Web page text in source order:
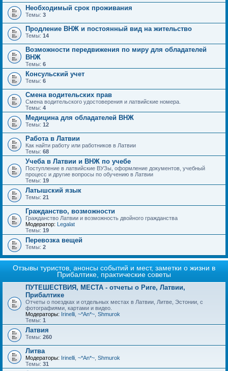
Необходимый срок проживания
Темы: 3
Продление ВНЖ и постоянный вид на жительство
Темы: 14
Возможности передвижения по миру для обладателей
ВНЖ
Темы: 6
Консульский учет
Темы: 6
Смена водительских прав
Смена водительского удостоверения и латвийские номера.
Темы: 4
Медицина для обладателей ВНЖ
Темы: 12
Работа в Латвии
Как найти работу или работников в Латвии
Темы: 68
Учеба в Латвии и ВНЖ по учебе
Поступление в латвийские ВУЗы, оформление документов, учебный
процесс и другие вопросы по обучению в Латвии
Темы: 19
Латышский язык
Темы: 21
Гражданство, возможности
Гражданство Латвии и возможность двойного гражданства
Модератор:
Legalat
Темы: 19
Перевозка вещей
Темы: 2
Отзывы туристов, анонсы событий и мест, заметки о жизни в
Прибалтике, практические советы
ПУТЕШЕСТВИЯ, МЕСТА - отчеты о Риге, Латвии,
Прибалтике
Отчеты о поездках и отдельных местах в Латвии, Литве, Эстонии, с
фотографиями, картами и видео.
Модераторы: Irinelli ~*An*~ Shmurok
Темы: 1
Латвия
Темы: 260
Литва
Модераторы: Irinelli ~*An*~ Shmurok
Темы: 31